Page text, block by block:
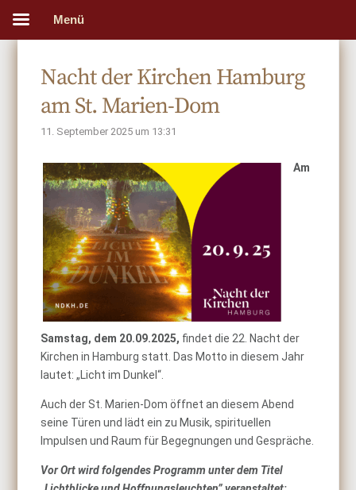
Nacht der Kirchen Hamburg
am St. Marien-Dom
11. September 2025 um 13:31
Am
Samstag, dem 20.09.2025, findet die 22. Nacht der
Kirchen in Hamburg statt. Das Motto in diesem Jahr
lautet: „Licht im Dunkel“.
Auch der St. Marien-Dom öffnet an diesem Abend
seine Türen und lädt ein zu Musik, spirituellen
Impulsen und Raum für Begegnungen und Gespräche.
Vor Ort wird folgendes Programm unter dem Titel
Menü